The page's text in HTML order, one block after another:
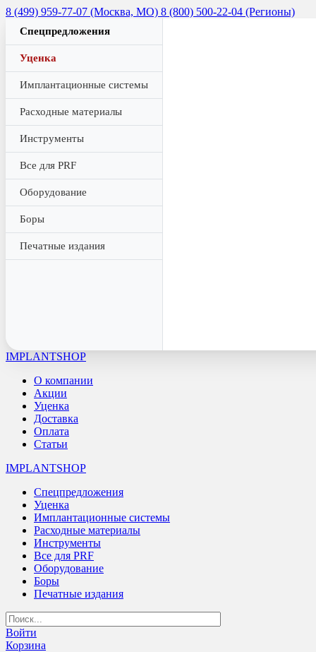
8 (499) 959-77-07 (Москва, МО) 8 (800) 500-22-04 (Регионы)
Спецпредложения
Уценка
Имплантационные системы
Расходные материалы
Инструменты
Все для PRF
Оборудование
Боры
Печатные издания
IMPLANTSHOP
О компании
Акции
Уценка
Доставка
Оплата
Статьи
IMPLANTSHOP
Спецпредложения
Уценка
Имплантационные системы
Расходные материалы
Инструменты
Все для PRF
Оборудование
Боры
Печатные издания
Войти
Корзина